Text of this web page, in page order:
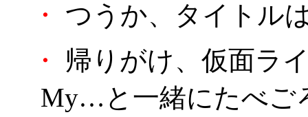
・
つうか、タイトル
・
帰りがけ、仮面ラ
My…と一緒にたべご